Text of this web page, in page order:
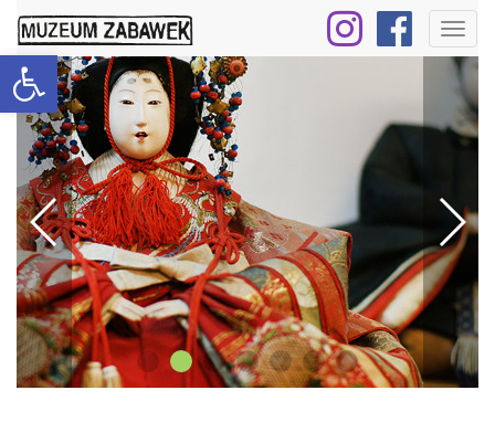
Open toolbar